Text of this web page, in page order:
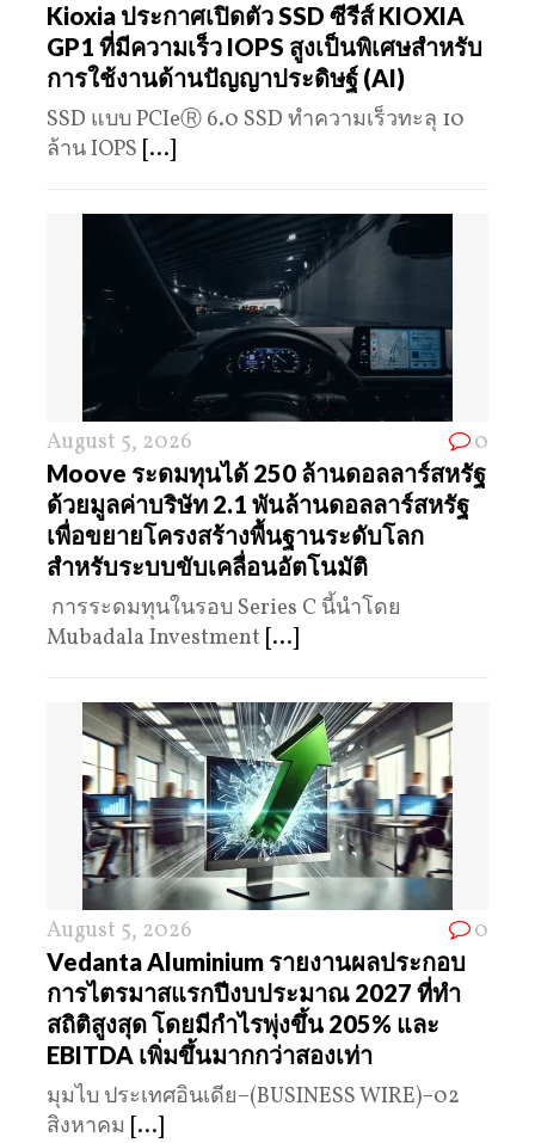
Kioxia ประกาศเปิดตัว SSD ซีรีส์ KIOXIA
GP1 ที่มีความเร็ว IOPS สูงเป็นพิเศษสำหรับ
การใช้งานด้านปัญญาประดิษฐ์ (AI)
SSD แบบ PCIeⓇ 6.0 SSD ทำความเร็วทะลุ 10
ล้าน IOPS [...]
August 5, 2026 0
Moove ระดมทุนได้ 250 ล้านดอลลาร์สหรัฐ
ด้วยมูลค่าบริษัท 2.1 พันล้านดอลลาร์สหรัฐ
เพื่อขยายโครงสร้างพื้นฐานระดับโลก
สำหรับระบบขับเคลื่อนอัตโนมัติ
การระดมทุนในรอบ Series C นี้นำโดย
Mubadala Investment [...]
August 5, 2026 0
Vedanta Aluminium รายงานผลประกอบ
การไตรมาสแรกปีงบประมาณ 2027 ที่ทำ
สถิติสูงสุด โดยมีกำไรพุ่งขึ้น 205% และ
EBITDA เพิ่มขึ้นมากกว่าสองเท่า
มุมไบ ประเทศอินเดีย–(BUSINESS WIRE)–02
สิงหาคม [...]